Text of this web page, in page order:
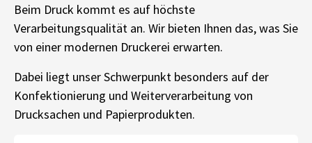
Beim Druck kommt es auf höchste
Verarbeitungsqualität an. Wir bieten Ihnen das, was Sie
von einer modernen Druckerei erwarten.
Dabei liegt unser Schwerpunkt besonders auf der
Konfektionierung und Weiterverarbeitung von
Drucksachen und Papierprodukten.